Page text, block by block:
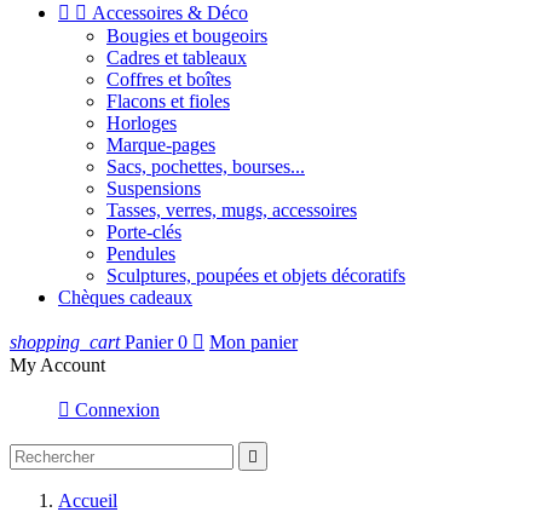
  Accessoires & Déco
Bougies et bougeoirs
Cadres et tableaux
Coffres et boîtes
Flacons et fioles
Horloges
Marque-pages
Sacs, pochettes, bourses...
Suspensions
Tasses, verres, mugs, accessoires
Porte-clés
Pendules
Sculptures, poupées et objets décoratifs
Chèques cadeaux
shopping_cart Panier 0  Mon panier
My Account
 Connexion

Accueil